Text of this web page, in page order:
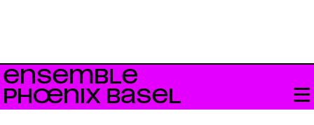
ENSEMBLE
PHŒNIX BASEL